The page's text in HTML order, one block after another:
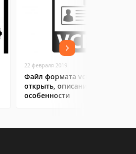
22 февраля 2019
Файл формата vcf: чем
открыть, описание,
особенности